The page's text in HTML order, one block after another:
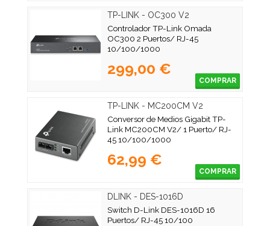
TP-LINK - OC300 V2
Controlador TP-Link Omada
OC300 2 Puertos/ RJ-45
10/100/1000
299,00 €
COMPRAR
TP-LINK - MC200CM V2
Conversor de Medios Gigabit TP-
Link MC200CM V2/ 1 Puerto/ RJ-
45 10/100/1000
62,99 €
COMPRAR
DLINK - DES-1016D
Switch D-Link DES-1016D 16
Puertos/ RJ-45 10/100